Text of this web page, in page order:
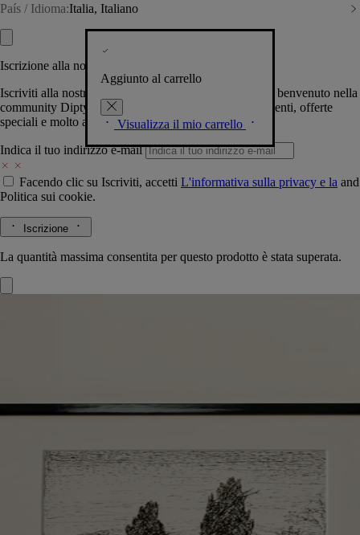
País / Idioma:Italia, Italiano
Aggiunto al carrello
Visualizza il mio carrello
Iscrizione alla nostra Newsletter
Iscriviti alla nostra newsletter per permetterci di darti il benvenuto nella
community Diptyque e tenerti al corrente su novità, eventi, offerte
speciali e molto altro.
Indica il tuo indirizzo e-mail
Facendo clic su Iscriviti, accetti L'informativa sulla privacy e la and
Politica sui cookie.
Iscrizione
La quantità massima consentita per questo prodotto è stata superata.